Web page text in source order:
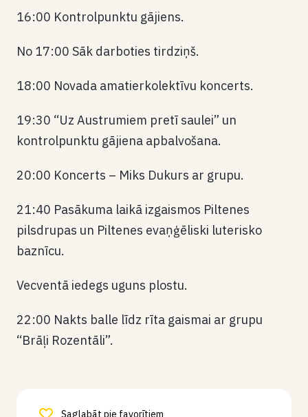
16:00 Kontrolpunktu gājiens.
No 17:00 Sāk darboties tirdziņš.
18:00 Novada amatierkolektīvu koncerts.
19:30 “Uz Austrumiem pretī saulei” un
kontrolpunktu gājiena apbalvošana.
20:00 Koncerts – Miks Dukurs ar grupu.
21:40 Pasākuma laikā izgaismos Piltenes
pilsdrupas un Piltenes evaņģēliski luterisko
baznīcu.
Vecventā iedegs uguns plostu.
22:00 Nakts balle līdz rīta gaismai ar grupu
“Brāļi Rozentāli”.
Saglabāt pie favorītiem